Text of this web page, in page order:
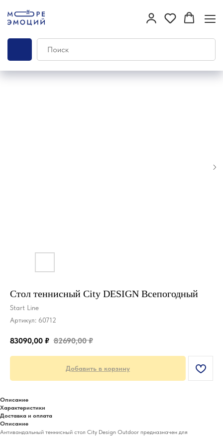
Стол теннисный City DESIGN Всепогодный
Start Line
Артикул: 60712
83090,00 ₽ 82690,00 ₽
Добавить в корзину
Описание
Характеристики
Доставка и оплата
Описание
Антивандальный теннисный стол City Design Outdoor предназначен для